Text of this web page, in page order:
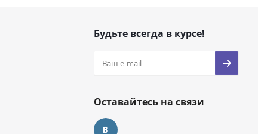
Будьте всегда в курсе!
Оставайтесь на связи